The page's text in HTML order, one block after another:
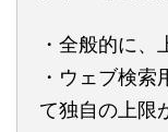
・全般的に、
・ウェブ検
て独自の上限